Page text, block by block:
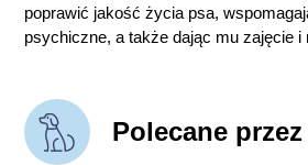
poprawić jakość życia psa,
psychiczne, a także dając mu zajęcie i
Polecane